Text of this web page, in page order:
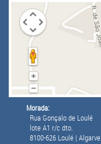
Morada:
Rua Gonçalo de Loulé
lote A1 r/c dto.
8100-626 Loulé | Algarve